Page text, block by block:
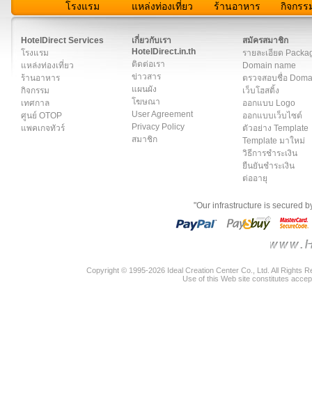
โรงแรม แหล่งท่องเที่ยว ร้านอาหาร กิจกรร
HotelDirect Services
โรงแรม
แหล่งท่องเที่ยว
ร้านอาหาร
กิจกรรม
เทศกาล
ศูนย์ OTOP
แพคเกจทัวร์
เกี่ยวกับเรา
HotelDirect.in.th
ติดต่อเรา
ข่าวสาร
แผนผัง
โฆษณา
User Agreement
Privacy Policy
สมาชิก
สมัครสมาชิก
รายละเอียด
Domain name
ตรวจสอบชื่อ
เว็บโฮสติ้ง
ออกแบบ Logo
ออกแบบเว็บไซต์
ตัวอย่าง Template
Template มาใหม่
วิธีการชำระเงิน
ยืนยันชำระเงิน
ต่ออายุ
"Our infrastructure is secured
Copyright © 1995-2026 Ideal Creation Center Co., Ltd. All Rights
Use of this Web site constitutes